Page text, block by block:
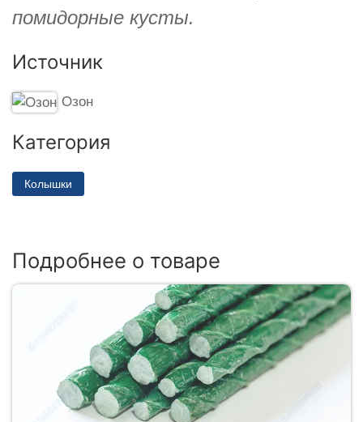
помидорные кусты.
Источник
Озон
Категория
Колышки
Подробнее о товаре